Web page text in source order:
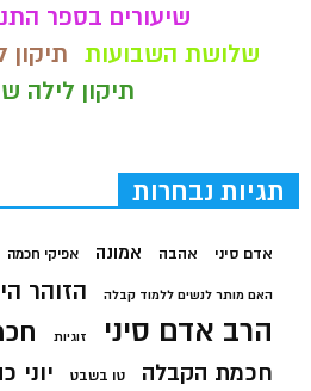
שיעורים בספר
שלושת השבועות
תיקון לילה
תגיות נבחרות
אדם סיני אהבה אמונה אפיקי חכמה
האם מותר לנשים ללמוד קבלה הזוהר
הרב אדם סיני זוגיות
חכמת הקבלה טו בשבט יוני